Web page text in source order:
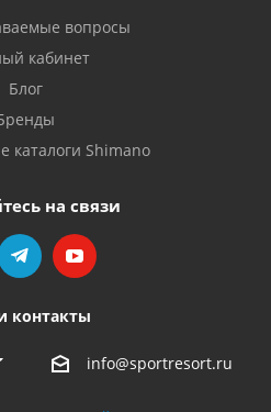
вопросы
кабинет
Блог
каталоги Shimano
на связи
контакты
info@sportresort.ru